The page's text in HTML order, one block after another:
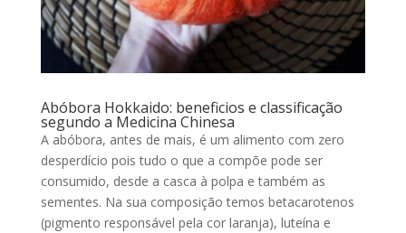
Abóbora Hokkaido: beneficios e classificação
segundo a Medicina Chinesa
A abóbora, antes de mais, é um alimento com zero
desperdício pois tudo o que a compõe pode ser
consumido, desde a casca à polpa e também as
sementes. Na sua composição temos betacarotenos
(pigmento responsável pela cor laranja), luteína e